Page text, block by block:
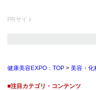
PRサイト
健康美容EXPO：TOP > 美容・化
■注目カテゴリ・コンテンツ